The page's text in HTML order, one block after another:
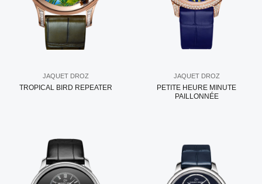
JAQUET DROZ
TROPICAL BIRD REPEATER
JAQUET DROZ
PETITE HEURE MINUTE
PAILLONNÉE